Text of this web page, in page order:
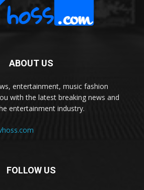
ABOUT US
entertainment, music fashion
with the latest breaking news and
entertainment industry.
FOLLOW US